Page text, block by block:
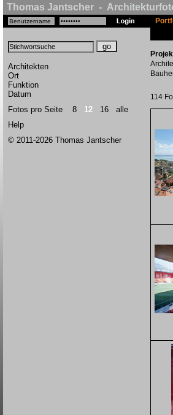
Thomas Jantscher -
Architekten
Ort
Funktion
Datum
Fotos pro Seite 8 12 16
alle
Help
© 2011-2026 Thomas Jantscher
114